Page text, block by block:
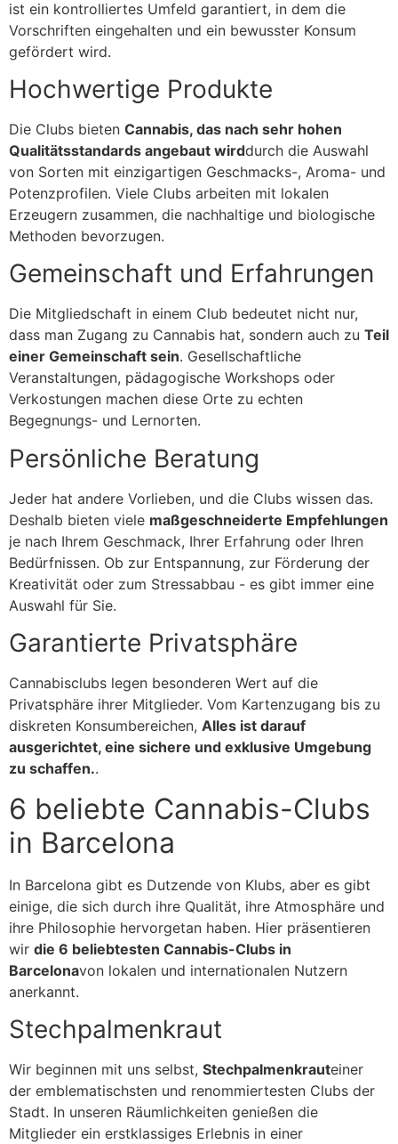
ist ein kontrolliertes Umfeld garantiert, in dem die
Vorschriften eingehalten und ein bewusster Konsum
gefördert wird.
Hochwertige Produkte
Die Clubs bieten Cannabis, das nach sehr hohen
Qualitätsstandards angebaut wirddurch die Auswahl
von Sorten mit einzigartigen Geschmacks-, Aroma- und
Potenzprofilen. Viele Clubs arbeiten mit lokalen
Erzeugern zusammen, die nachhaltige und biologische
Methoden bevorzugen.
Gemeinschaft und Erfahrungen
Die Mitgliedschaft in einem Club bedeutet nicht nur,
dass man Zugang zu Cannabis hat, sondern auch zu Teil
einer Gemeinschaft sein. Gesellschaftliche
Veranstaltungen, pädagogische Workshops oder
Verkostungen machen diese Orte zu echten
Begegnungs- und Lernorten.
Persönliche Beratung
Jeder hat andere Vorlieben, und die Clubs wissen das.
Deshalb bieten viele maßgeschneiderte Empfehlungen
je nach Ihrem Geschmack, Ihrer Erfahrung oder Ihren
Bedürfnissen. Ob zur Entspannung, zur Förderung der
Kreativität oder zum Stressabbau - es gibt immer eine
Auswahl für Sie.
Garantierte Privatsphäre
Cannabisclubs legen besonderen Wert auf die
Privatsphäre ihrer Mitglieder. Vom Kartenzugang bis zu
diskreten Konsumbereichen, Alles ist darauf
ausgerichtet, eine sichere und exklusive Umgebung
zu schaffen..
6 beliebte Cannabis-Clubs
in Barcelona
In Barcelona gibt es Dutzende von Klubs, aber es gibt
einige, die sich durch ihre Qualität, ihre Atmosphäre und
ihre Philosophie hervorgetan haben. Hier präsentieren
wir die 6 beliebtesten Cannabis-Clubs in
Barcelonavon lokalen und internationalen Nutzern
anerkannt.
Stechpalmenkraut
Wir beginnen mit uns selbst, Stechpalmenkrauteiner
der emblematischsten und renommiertesten Clubs der
Stadt. In unseren Räumlichkeiten genießen die
Mitglieder ein erstklassiges Erlebnis in einer